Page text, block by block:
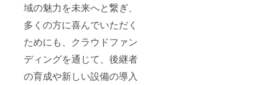
域の魅力を未来へと繋ぎ、
多くの方に喜んでいただく
ためにも、クラウドファン
ディングを通じて、後継者
の育成や新しい設備の導入